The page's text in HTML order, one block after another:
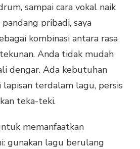
sampai cara vokal naik
pribadi, saya
kombinasi antara rasa
Anda tidak mudah
dengar. Ada kebutuhan
terdalam lagu, persis
teka-teki.
memanfaatkan
gunakan lagu berulang